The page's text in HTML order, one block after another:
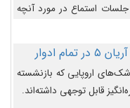
استماع در مورد آنچه
یوفوها هفته آینده
اروپایی که بازنشسته
قابل توجهی داشته‌اند.